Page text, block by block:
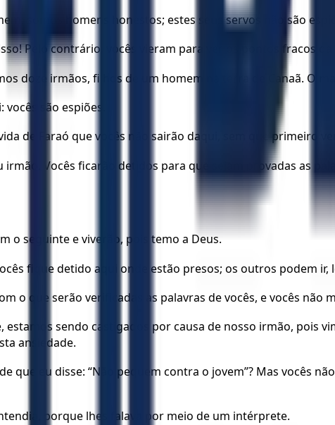
somos homens honestos; estes seus servos não são
Pelo contrário, vocês vieram para ver os pontos fracos da
doze irmãos, filhos de um homem na terra de Canaã. O
vocês são espiões.
de Faraó que vocês não sairão daqui, sem que primeiro
irmão. Vocês ficarão detidos para que sejam provadas as
o seguinte e viverão, pois temo a Deus.
fique detido aqui onde estão presos; os outros podem
o que serão verificadas as palavras de vocês, e vocês não
estamos sendo castigados por causa de nosso irmão, pois
ansiedade.
que eu disse: “Não pequem contra o jovem”? Mas vocês
porque lhes falava por meio de um intérprete.